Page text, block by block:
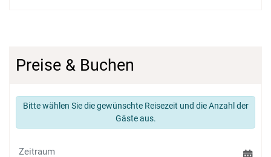
Preise & Buchen
Bitte wählen Sie die gewünschte Reisezeit und die Anzahl der
Gäste aus.